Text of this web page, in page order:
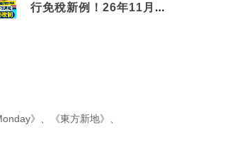
行免稅新例！26年11月
》 《東方新地》